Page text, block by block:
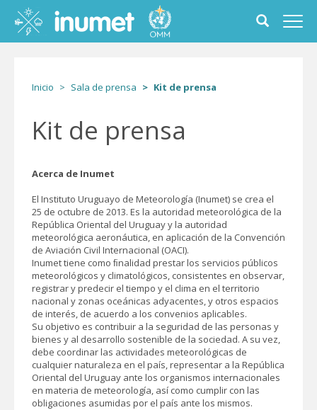
contenido
principal
Toggle
search
form
Inicio Sala de prensa Kit de prensa
Kit de prensa
Acerca de Inumet
El Instituto Uruguayo de Meteorología (Inumet) se crea el
25 de octubre de 2013. Es la autoridad meteorológica de la
República Oriental del Uruguay y la autoridad
meteorológica aeronáutica, en aplicación de la Convención
de Aviación Civil Internacional (OACI).
Inumet tiene como ﬁnalidad prestar los servicios públicos
meteorológicos y climatológicos, consistentes en observar,
registrar y predecir el tiempo y el clima en el territorio
nacional y zonas oceánicas adyacentes, y otros espacios
de interés, de acuerdo a los convenios aplicables.
Su objetivo es contribuir a la seguridad de las personas y
bienes y al desarrollo sostenible de la sociedad. A su vez,
debe coordinar las actividades meteorológicas de
cualquier naturaleza en el país, representar a la República
Oriental del Uruguay ante los organismos internacionales
en materia de meteorología, así como cumplir con las
obligaciones asumidas por el país ante los mismos.